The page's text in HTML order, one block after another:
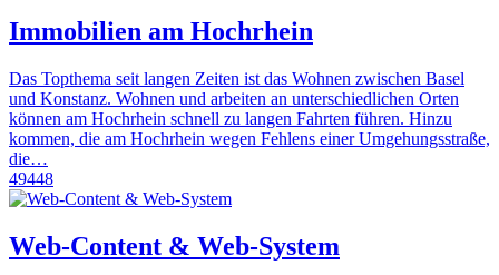
Immobilien am Hochrhein
Das Topthema seit langen Zeiten ist das Wohnen zwischen Basel
und Konstanz. Wohnen und arbeiten an unterschiedlichen Orten
können am Hochrhein schnell zu langen Fahrten führen. Hinzu
kommen, die am Hochrhein wegen Fehlens einer Umgehungsstraße,
die…
49448
Web-Content & Web-System